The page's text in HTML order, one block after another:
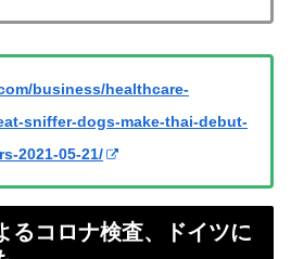
business/healthcare-
sniffer-dogs-make-thai-debut-
2021-05-21/
るコロナ検査、ドイツに